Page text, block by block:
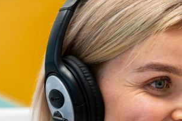
Fale Conosco